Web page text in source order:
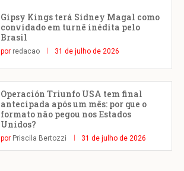
Gipsy Kings terá Sidney Magal como
convidado em turnê inédita pelo
Brasil
por redacao 31 de julho de 2026
Operación Triunfo USA tem final
antecipada após um mês: por que o
formato não pegou nos Estados
Unidos?
por Priscila Bertozzi 31 de julho de 2026